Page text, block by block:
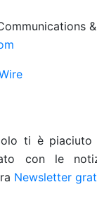
ti è piaciuto
con le
Newsletter